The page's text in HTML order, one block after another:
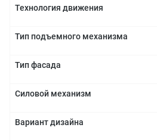
серый
Технология движения
TIP-ON
Тип подъемного механизма
Тип фасада
глухой фасад
Силовой механизм
25
Вариант дизайна